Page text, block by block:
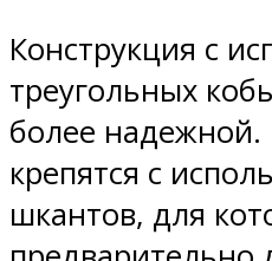
Конструкция с
треугольных
более надежной.
крепятся с
шкантов, для